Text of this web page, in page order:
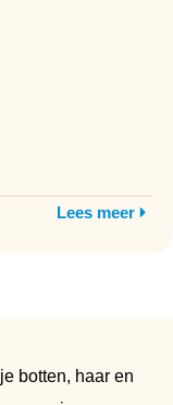
Lees meer
botten, haar en